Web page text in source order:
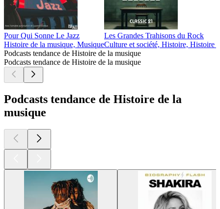
Pour Qui Sonne Le Jazz
Histoire de la musique, Musique
Les Grandes Trahisons du Rock
Culture et société, Histoire, Histoire
Podcasts tendance de Histoire de la musique
Podcasts tendance de Histoire de la musique
Podcasts tendance de Histoire de la
musique